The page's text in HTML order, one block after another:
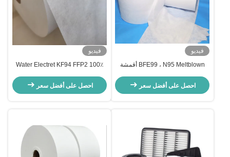
فيديو
BFE99 ، N95 Meltblown أقمشة
البولي بروبيلين
احصل على أفضل سعر
فيديو
Water Electret KF94 FFP2 100٪
منسوجة
احصل على أفضل سعر